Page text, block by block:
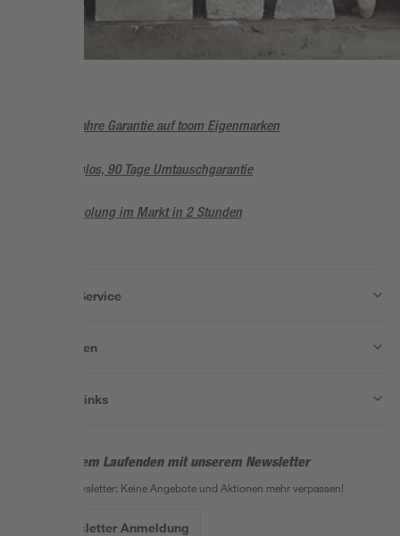
5 Jahre Garantie auf toom Eigenmarken
Sorglos, 90 Tage Umtauschgarantie
Abholung im Markt in 2 Stunden
Wissen & Service
Unternehmen
Nützliche Links
Bleib auf dem Laufenden mit unserem Newsletter
Der toom Newsletter: Keine Angebote und Aktionen mehr verpassen!
Zur Newsletter Anmeldung